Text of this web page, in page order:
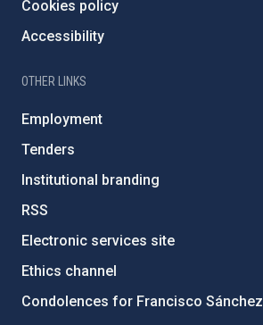
Cookies policy
Accessibility
OTHER LINKS
Employment
Tenders
Institutional branding
RSS
Electronic services site
Ethics channel
Condolences for Francisco Sánchez